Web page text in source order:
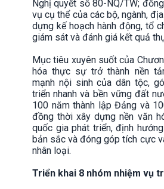
Nghị quyết số 80-NQ/TW;
vụ cụ thể của các bộ, ngành,
dựng kế hoạch hành động, tổ
giám sát và đánh giá kết quả
Mục tiêu xuyên suốt của
hóa thực sự trở thành nền
mạnh nội sinh của dân tộc,
triển nhanh và bền vững đất
100 năm thành lập Đảng và
đồng thời xây dựng nền văn
quốc gia phát triển, định
bản sắc và đóng góp tích cực
nhân loại.
Triển khai 8 nhóm nhiệm vụ